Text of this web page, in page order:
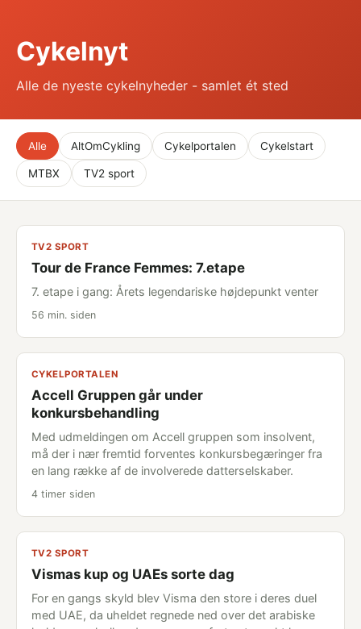
Cykelnyt
Alle de nyeste cykelnyheder - samlet ét sted
Alle AltOmCykling Cykelportalen Cykelstart
MTBX TV2 sport
TV2 SPORT
Tour de France Femmes: 7.etape
7. etape i gang: Årets legendariske højdepunkt venter
56 min. siden
CYKELPORTALEN
Accell Gruppen går under
konkursbehandling
Med udmeldingen om Accell gruppen som insolvent,
må der i nær fremtid forventes konkursbegæringer fra
en lang række af de involverede datterselskaber.
4 timer siden
TV2 SPORT
Vismas kup og UAEs sorte dag
For en gangs skyld blev Visma den store i deres duel
med UAE, da uheldet regnede ned over det arabiske